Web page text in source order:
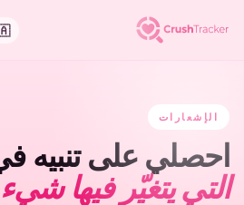
الإشعارات
احصلي على تنبيه
التي يتغيّر فيها